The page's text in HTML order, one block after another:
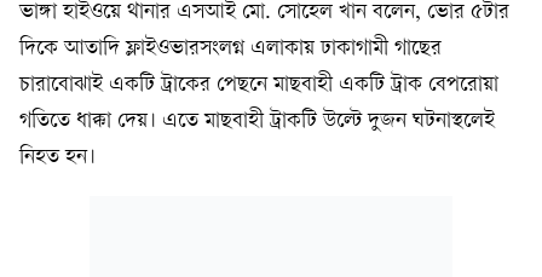
ভাঙ্গা হাইওয়ে থানার এসআই মো. সোহেল খান বলেন, ভোর ৫টার
দিকে আতাদি ফ্লাইওভারসংলগ্ন এলাকায় ঢাকাগামী গাছের
চারাবোঝাই একটি ট্রাকের পেছনে মাছবাহী একটি ট্রাক বেপরোয়া
গতিতে ধাক্কা দেয়। এতে মাছবাহী ট্রাকটি উল্টে দুজন ঘটনাস্থলেই
নিহত হন।